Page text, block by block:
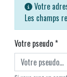
Votre
Les champs
Votre pseudo*